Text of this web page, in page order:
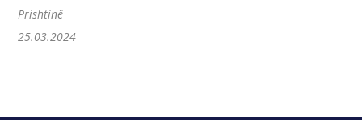
Prishtinë
25.03.2024